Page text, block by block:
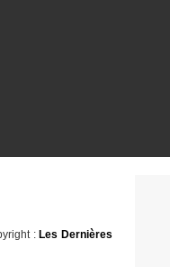
: Les Dernières